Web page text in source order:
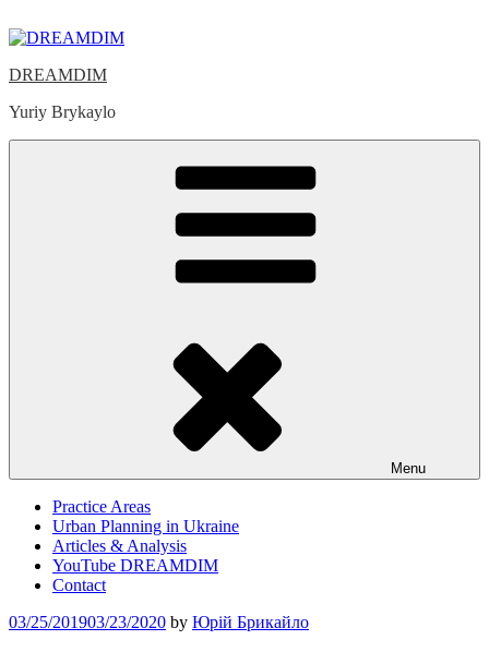
to
DREAMDIM
Yuriy Brykaylo
Menu
Practice Areas
Urban Planning in Ukraine
Articles & Analysis
YouTube DREAMDIM
Contact
Posted
03/25/201903/23/2020 by Юрій Брикайло